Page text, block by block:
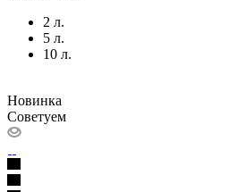
2 л.
5 л.
10 л.
Новинка
Советуем